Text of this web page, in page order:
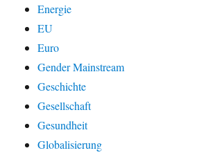
Energie
EU
Euro
Gender Mainstream
Geschichte
Gesellschaft
Gesundheit
Globalisierung